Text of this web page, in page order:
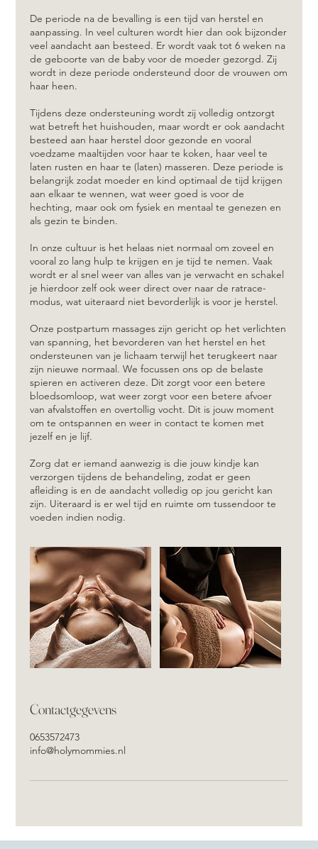
De periode na de bevalling is een tijd van herstel en
aanpassing. In veel culturen wordt hier dan ook bijzonder
veel aandacht aan besteed. Er wordt vaak tot 6 weken na
de geboorte van de baby voor de moeder gezorgd. Zij
wordt in deze periode ondersteund door de vrouwen om
haar heen.
Tijdens deze ondersteuning wordt zij volledig ontzorgt
wat betreft het huishouden, maar wordt er ook aandacht
besteed aan haar herstel door gezonde en vooral
voedzame maaltijden voor haar te koken, haar veel te
laten rusten en haar te (laten) masseren. Deze periode is
belangrijk zodat moeder en kind optimaal de tijd krijgen
aan elkaar te wennen, wat weer goed is voor de
hechting, maar ook om fysiek en mentaal te genezen en
als gezin te binden.
In onze cultuur is het helaas niet normaal om zoveel en
vooral zo lang hulp te krijgen en je tijd te nemen. Vaak
wordt er al snel weer van alles van je verwacht en schakel
je hierdoor zelf ook weer direct over naar de ratrace-
modus, wat uiteraard niet bevorderlijk is voor je herstel.
Onze postpartum massages zijn gericht op het verlichten
van spanning, het bevorderen van het herstel en het
ondersteunen van je lichaam terwijl het terugkeert naar
zijn nieuwe normaal. We focussen ons op de belaste
spieren en activeren deze. Dit zorgt voor een betere
bloedsomloop, wat weer zorgt voor een betere afvoer
van afvalstoffen en overtollig vocht. Dit is jouw moment
om te ontspannen en weer in contact te komen met
jezelf en je lijf.
Zorg dat er iemand aanwezig is die jouw kindje kan
verzorgen tijdens de behandeling, zodat er geen
afleiding is en de aandacht volledig op jou gericht kan
zijn. Uiteraard is er wel tijd en ruimte om tussendoor te
Contactgegevens
0653572473
info@holymommies.nl